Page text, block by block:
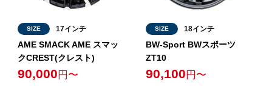
SIZE 17インチ
AME SMACK AME スマッ
クCREST(クレスト)
90,000 円〜
SIZE 18インチ
BW-Sport BWスポーツ
ZT10
90,100 円〜